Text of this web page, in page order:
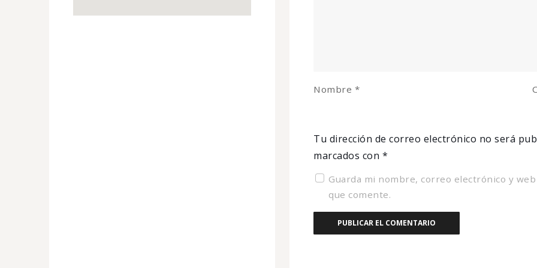
Tu dirección de correo electrónico no será
marcados con *
Nombre *
Guarda mi nombre, correo electrónico y
que comente.